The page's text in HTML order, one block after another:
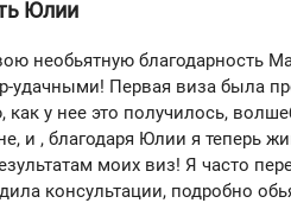
Юлии
необьятную благодарность
удачными! Первая виза была
у нее это получилось,
и , благодаря Юлии я теперь
моих виз! Я часто
консультации, подробно